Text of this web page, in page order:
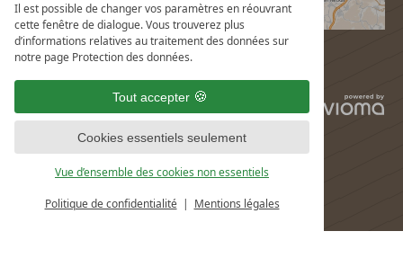
Il est possible de changer vos paramètres en réouvrant
cette fenêtre de dialogue. Vous trouverez plus
d’informations relatives au traitement des données sur
notre page Protection des données.
Tout accepter
Cookies essentiels seulement
Vue d’ensemble des cookies non essentiels
Politique de confidentialité Mentions légales